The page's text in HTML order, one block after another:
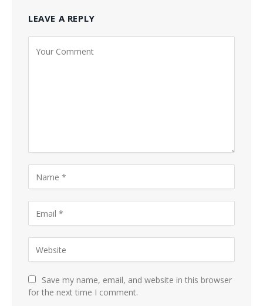
LEAVE A REPLY
Save my name, email, and website in this browser
for the next time I comment.